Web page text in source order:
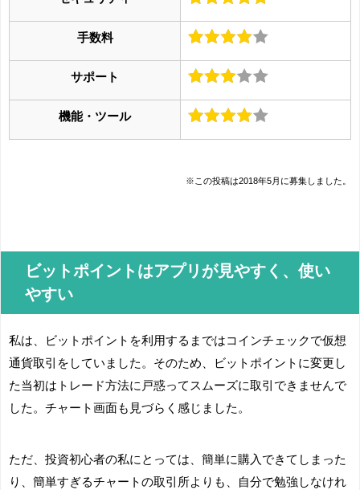
手数料
サポート
機能・ツール
※この投稿は2018年5月に募集しました。
ビットポイントはアプリが見やすく、使い
やすい
私は、ビットポイントを利用するまではコインチェックで仮想
通貨取引をしていました。そのため、ビットポイントに変更し
た当初はトレード方法に戸惑ってスムーズに取引できませんで
した。チャート画面も見づらく感じました。
ただ、投資初心者の私にとっては、簡単に購入できてしまった
り、簡単すぎるチャートの取引所よりも、自分で勉強しなけれ